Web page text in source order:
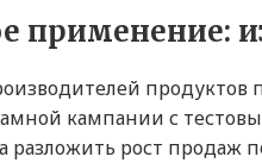
применение:
продуктов
кампании с
разложить рост